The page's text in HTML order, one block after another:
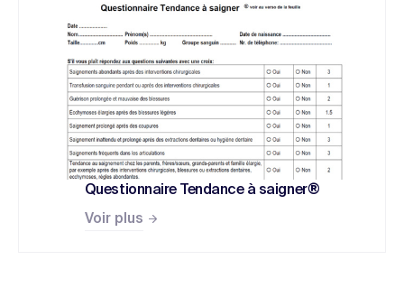
Questionnaire Tendance à saigner®
Voir plus